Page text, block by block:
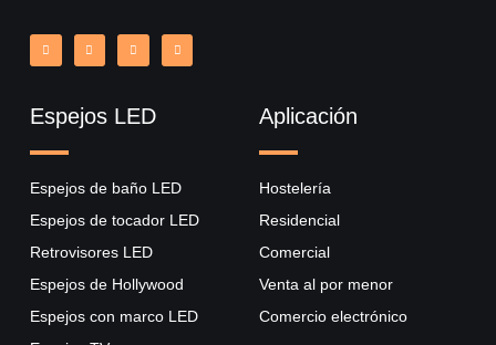
Espejos LED
Espejos de baño LED
Espejos de tocador LED
Retrovisores LED
Espejos de Hollywood
Espejos con marco LED
Aplicación
Hostelería
Residencial
Comercial
Venta al por menor
Comercio electrónico